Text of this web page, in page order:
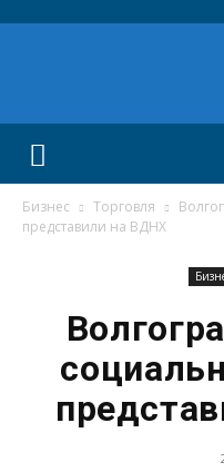
Бизнес Торговля
представили на ВДНХ